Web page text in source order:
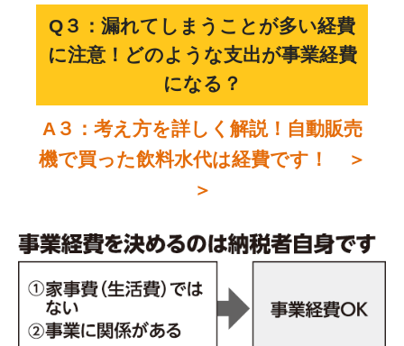
Q３：漏れてしまうことが多い経費
に注意！どのような支出が事業経費
になる？
A３：考え方を詳しく解説！自動販売
機で買った飲料水代は経費です！ ＞
＞